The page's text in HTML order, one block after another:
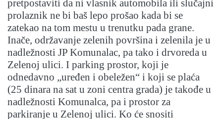
pretpostaviti da ni vlasnik automobila ili slučajni
prolaznik ne bi baš lepo prošao kada bi se
zatekao na tom mestu u trenutku pada grane.
Inače, održavanje zelenih površina i zelenila je u
nadležnosti JP Komunalac, pa tako i drvoreda u
Zelenoj ulici. I parking prostor, koji je
odnedavno „uređen i obeležen“ i koji se plaća
(25 dinara na sat u zoni centra grada) je takođe u
nadležnosti Komunalca, pa i prostor za
parkiranje u Zelenoj ulici. Ko će snositi